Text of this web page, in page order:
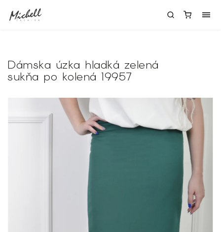
Dámska úzka hladká zelená
sukňa po kolená 19957